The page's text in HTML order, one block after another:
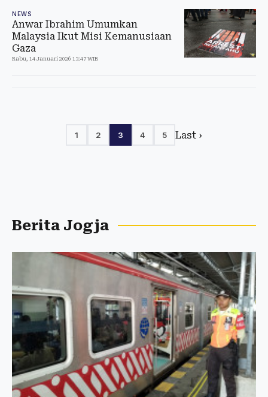
NEWS
Anwar Ibrahim Umumkan
Malaysia Ikut Misi Kemanusiaan
Gaza
Rabu, 14 Januari 2026 13:47 WIB
1 2 3 4 5 Last ›
Berita Jogja